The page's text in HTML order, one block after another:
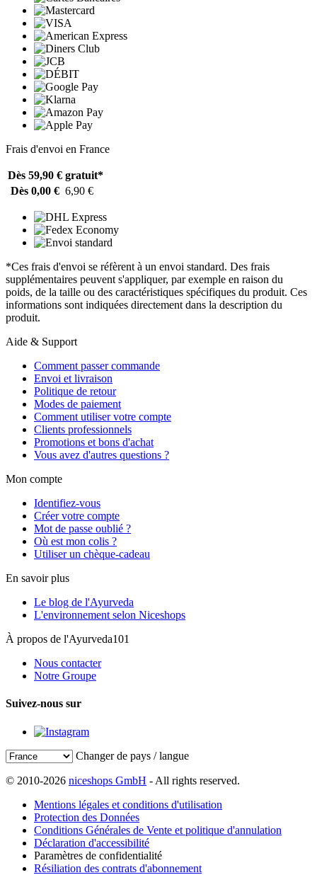
Frais d'envoi en France
Dès 59,90 € gratuit*
Dès 0,00 € 6,90 €
*Ces frais d'envoi se réfèrent à un envoi standard. Des frais
supplémentaires peuvent s'appliquer, par exemple en raison du
poids, de la taille ou des caractéristiques spécifiques du produit. Ces
informations sont indiquées directement dans la description du
produit.
Aide & Support
Comment passer commande
Envoi et livraison
Politique de retour
Modes de paiement
Comment utiliser votre compte
Clients professionnels
Promotions et bons d'achat
Vous avez d'autres questions ?
Mon compte
Identifiez-vous
Créer votre compte
Mot de passe oublié ?
Où est mon colis ?
Utiliser un chèque-cadeau
En savoir plus
Le blog de l'Ayurveda
L'environnement selon Niceshops
À propos de l'Ayurveda101
Nous contacter
Notre Groupe
Suivez-nous sur
Changer de pays / langue
© 2010-2026 niceshops GmbH - All rights reserved.
Mentions légales et conditions d'utilisation
Protection des Données
Conditions Générales de Vente et politique d'annulation
Déclaration d'accessibilité
Paramètres de confidentialité
Résiliation des contrats d'abonnement